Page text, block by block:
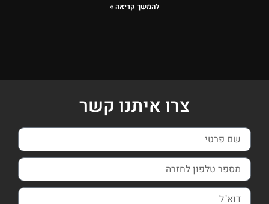
להמשך קריאה »
צרו איתנו קשר